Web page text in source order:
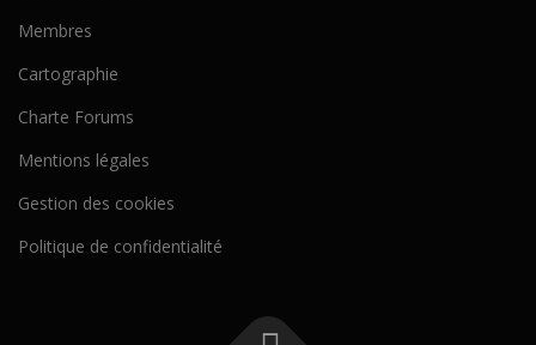
Membres
Cartographie
Charte Forums
Mentions légales
Gestion des cookies
Politique de confidentialité